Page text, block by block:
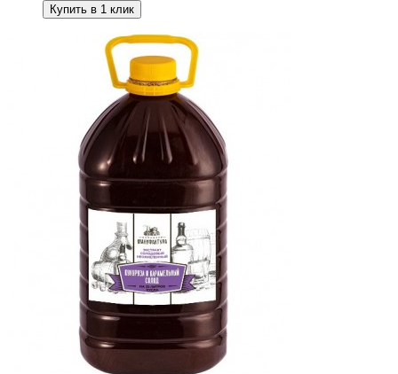
Купить в 1 клик